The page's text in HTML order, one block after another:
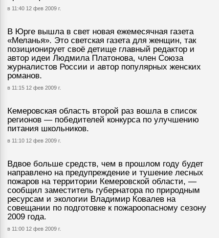
в 11:40 12 фев 2009 г.
В Юрге вышла в свет новая ежемесячная газета
«Меланья». Это светская газета для женщин, так
позиционирует своё детище главный редактор и
автор идеи Людмила Платонова, член Союза
журналистов России и автор популярных женских
романов.
в 11:15 12 фев 2009 г.
Кемеровская область второй раз вошла в список
регионов — победителей конкурса по улучшению
питания школьников.
в 11:10 12 фев 2009 г.
Вдвое больше средств, чем в прошлом году будет
направлено на предупреждение и тушение лесных
пожаров на территории Кемеровской области, —
сообщил заместитель губернатора по природным
ресурсам и экологии Владимир Ковалев на
совещании по подготовке к пожароопасному сезону
2009 года.
в 11:00 12 фев 2009 г.